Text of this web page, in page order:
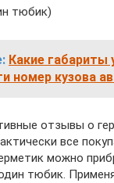
тюбик)
Какие габариты
номер кузова
отзывы о
все
можно
тюбик.